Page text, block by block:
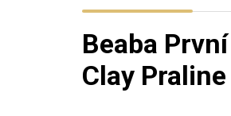
Beaba
Clay Praline